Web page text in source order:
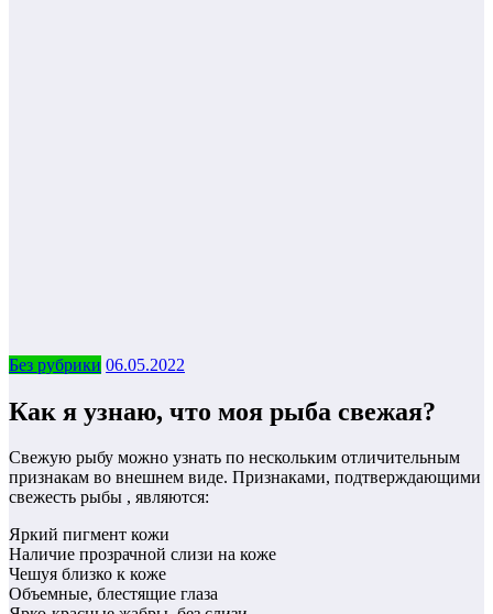
Без рубрики 06.05.2022
Как я узнаю, что моя рыба свежая?
Свежую рыбу можно узнать по нескольким отличительным
признакам во внешнем виде. Признаками, подтверждающими
свежесть рыбы , являются:
Яркий пигмент кожи
Наличие прозрачной слизи на коже
Чешуя близко к коже
Объемные, блестящие глаза